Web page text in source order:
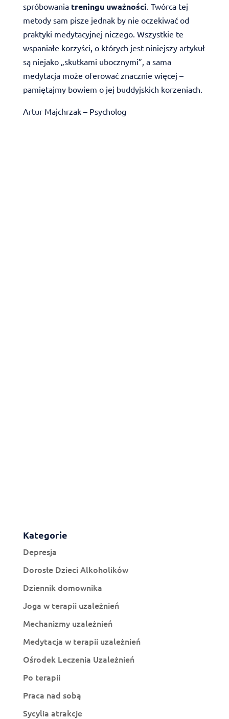
spróbowania treningu uważności . Twórca tej
metody sam pisze jednak by nie oczekiwać od
praktyki medytacyjnej niczego. Wszystkie te
wspaniałe korzyści, o których jest niniejszy artykuł
są niejako „skutkami ubocznymi”, a sama
medytacja może oferować znacznie więcej –
pamiętajmy bowiem o jej buddyjskich korzeniach.
Artur Majchrzak – Psycholog
Kategorie
Depresja
Dorosłe Dzieci Alkoholików
Dziennik domownika
Joga w terapii uzależnień
Mechanizmy uzależnień
Medytacja w terapii uzależnień
Ośrodek Leczenia Uzależnień
Po terapii
Praca nad sobą
Sycylia atrakcje